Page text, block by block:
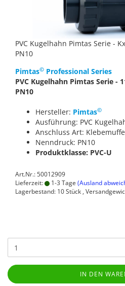
PVC Kugelhahn Pimtas Serie -
PN10
Pimtas© Professional Series
PVC Kugelhahn Pimtas Serie -
PN10
Hersteller: Pimtas©
Ausführung: PVC
Anschluss Art:
Nenndruck: PN10
Produktklasse: PVC-U
Art.Nr.: 50012909
Lieferzeit:
1-3 Tage (Ausland
Lagerbestand: 10 Stück ,
IN DEN